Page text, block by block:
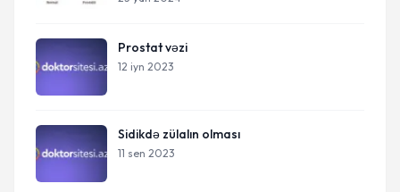
Prostat vəzi
12 iyn 2023
Sidikdə zülalın olması
11 sen 2023